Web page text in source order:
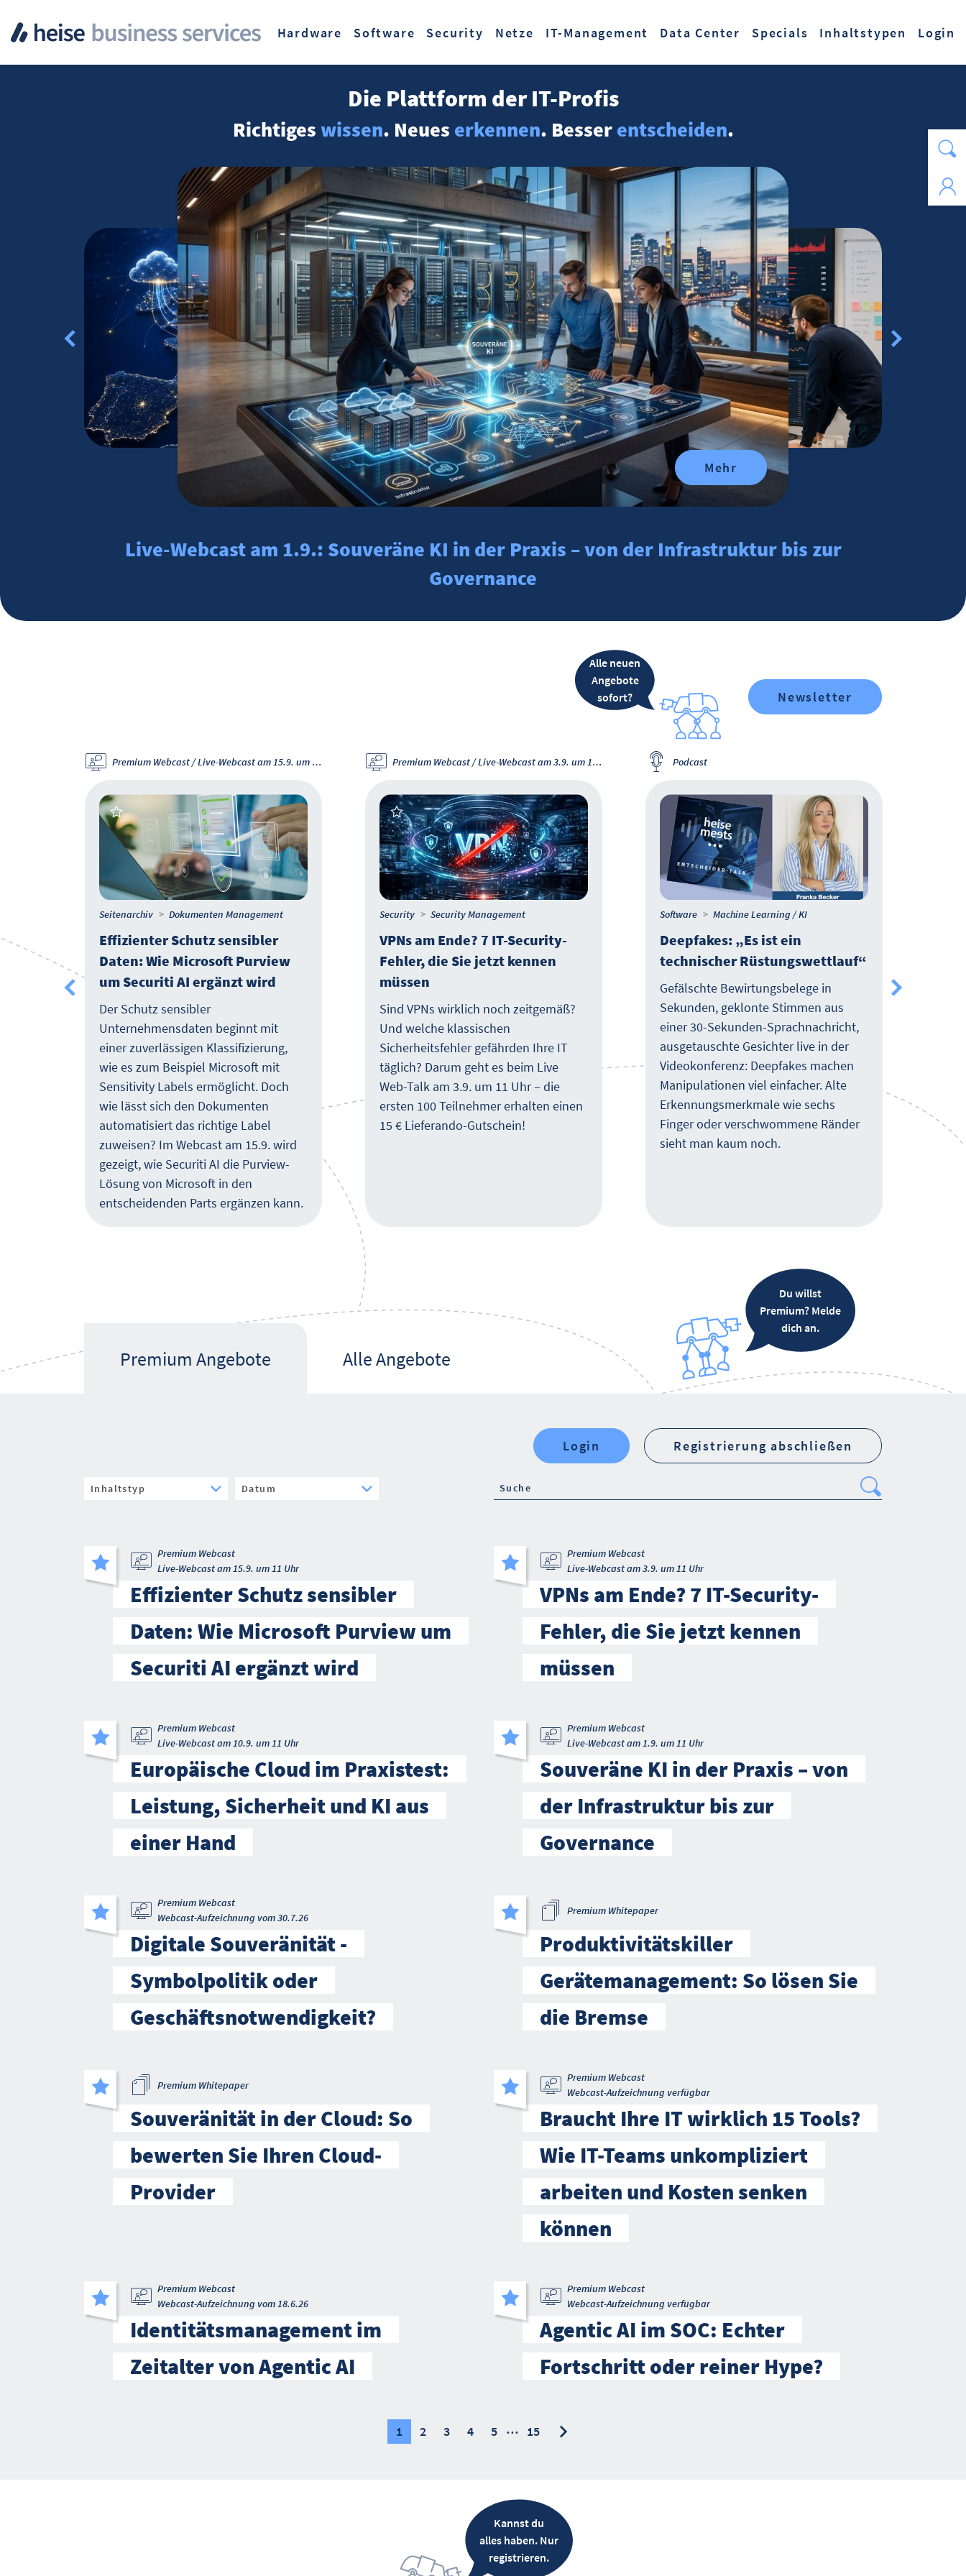
Hardware
Software Security Netze IT-Management Data Center Specials Inhaltstypen Login
Die Plattform der IT-Profis
Richtigeswissen. Neues erkennen. Besserentscheiden.
Mehr
Live-Webcast am 1.9.: Souveräne KI in der Praxis – von der Infrastruktur bis zur
Governance
Alle neuen
Angebote
sofort?
Newsletter
Premium Webcast / Live-Webcast am 15.9. um 11 Uhr
Seitenarchiv Dokumenten Management
Effizienter Schutz sensibler
Daten: Wie Microsoft Purview
um Securiti AI ergänzt wird
Der Schutz sensibler
Unternehmensdaten beginnt mit
einer zuverlässigen Klassifizierung,
wie es zum Beispiel Microsoft mit
Sensitivity Labels ermöglicht. Doch
wie lässt sich den Dokumenten
automatisiert das richtige Label
zuweisen? Im Webcast am 15.9. wird
gezeigt, wie Securiti AI die Purview-
Lösung von Microsoft in den
entscheidenden Parts ergänzen kann.
Premium Webcast / Live-Webcast am 3.9. um 11 Uhr
Security Security Management
VPNs am Ende? 7 IT-Security-
Fehler, die Sie jetzt kennen
müssen
Sind VPNs wirklich noch zeitgemäß?
Und welche klassischen
Sicherheitsfehler gefährden Ihre IT
täglich? Darum geht es beim Live
Web-Talk am 3.9. um 11 Uhr – die
ersten 100 Teilnehmer erhalten einen
15 € Lieferando-Gutschein!
Podcast
Software Machine Learning / KI
Deepfakes: „Es ist ein
technischer Rüstungswettlauf“
Gefälschte Bewirtungsbelege in
Sekunden, geklonte Stimmen aus
einer 30-Sekunden-Sprachnachricht,
ausgetauschte Gesichter live in der
Videokonferenz: Deepfakes machen
Manipulationen viel einfacher. Alte
Erkennungsmerkmale wie sechs
Finger oder verschwommene Ränder
sieht man kaum noch.
Premium Angebote Alle Angebote
Du willst
Premium? Melde
dich an.
Login Registrierung abschließen
Search
Premium Webcast
Live-Webcast am 15.9. um 11 Uhr
Effizienter Schutz sensibler
Daten: Wie Microsoft Purview um
Securiti AI ergänzt wird
Premium Webcast
Live-Webcast am 3.9. um 11 Uhr
VPNs am Ende? 7 IT-Security-
Fehler, die Sie jetzt kennen
müssen
Premium Webcast
Live-Webcast am 10.9. um 11 Uhr
Europäische Cloud im Praxistest:
Leistung, Sicherheit und KI aus
einer Hand
Premium Webcast
Live-Webcast am 1.9. um 11 Uhr
Souveräne KI in der Praxis – von
der Infrastruktur bis zur
Governance
Premium Webcast
Webcast-Aufzeichnung vom 30.7.26
Digitale Souveränität -
Symbolpolitik oder
Geschäftsnotwendigkeit?
Premium Whitepaper
Produktivitätskiller
Gerätemanagement: So lösen Sie
die Bremse
Premium Whitepaper
Souveränität in der Cloud: So
bewerten Sie Ihren Cloud-
Provider
Premium Webcast
Webcast-Aufzeichnung verfügbar
Braucht Ihre IT wirklich 15 Tools?
Wie IT-Teams unkompliziert
arbeiten und Kosten senken
können
Premium Webcast
Webcast-Aufzeichnung vom 18.6.26
Identitätsmanagement im
Zeitalter von Agentic AI
Premium Webcast
Webcast-Aufzeichnung verfügbar
Agentic AI im SOC: Echter
Fortschritt oder reiner Hype?
1 2 3 4 5 … 15nächste
Kannst du
alles haben. Nur
registrieren.